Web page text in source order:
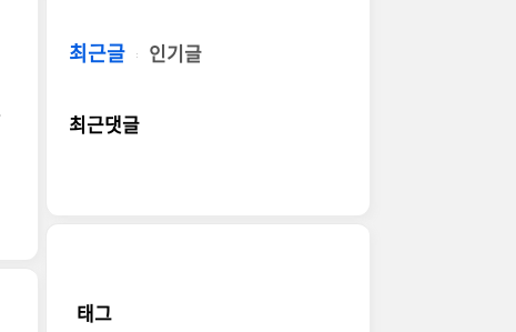
최근글 인기글
최근댓글
태그